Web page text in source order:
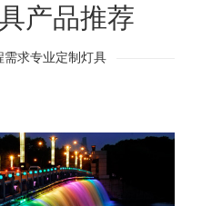
产品推荐
求专业定制灯具